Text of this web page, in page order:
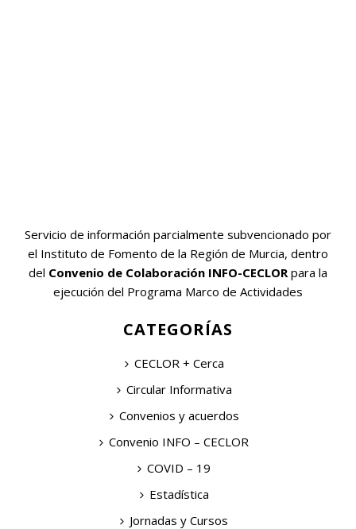
Servicio de información parcialmente subvencionado por
el Instituto de Fomento de la Región de Murcia, dentro
del Convenio de Colaboración INFO-CECLOR para la
ejecución del Programa Marco de Actividades
CATEGORÍAS
CECLOR + Cerca
Circular Informativa
Convenios y acuerdos
Convenio INFO – CECLOR
COVID – 19
Estadística
Jornadas y Cursos